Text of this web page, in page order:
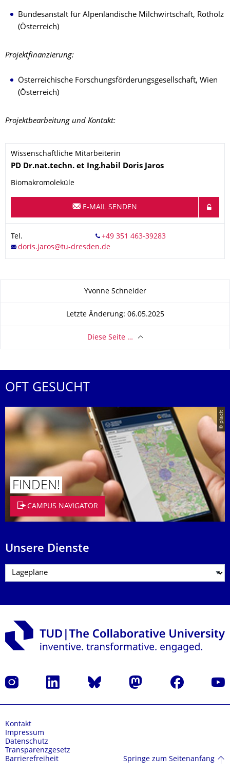
Bundesanstalt für Alpenländische Milchwirtschaft, Rotholz
(Österreich)
Projektfinanzierung:
Österreichische Forschungsförderungsgesellschaft, Wien
(Österreich)
Projektbearbeitung und Kontakt:
Wissenschaftliche Mitarbeiterin
Name
PD Dr.nat.techn. et Ing.habil Doris Jaros
Biomakromoleküle
E-MAIL SENDEN
Tel.
Yvonne Schneider
Letzte Änderung: 06.05.2025
Diese Seite …
OFT GESUCHT
© placit
FINDEN!
CAMPUS NAVIGATOR
Unsere Dienste
Instagram LinkedIn Bluesky Mastodon Facebook
Kontakt
Impressum
Datenschutz
Transparenzgesetz
Barrierefreiheit
Springe zum Seitenanfang